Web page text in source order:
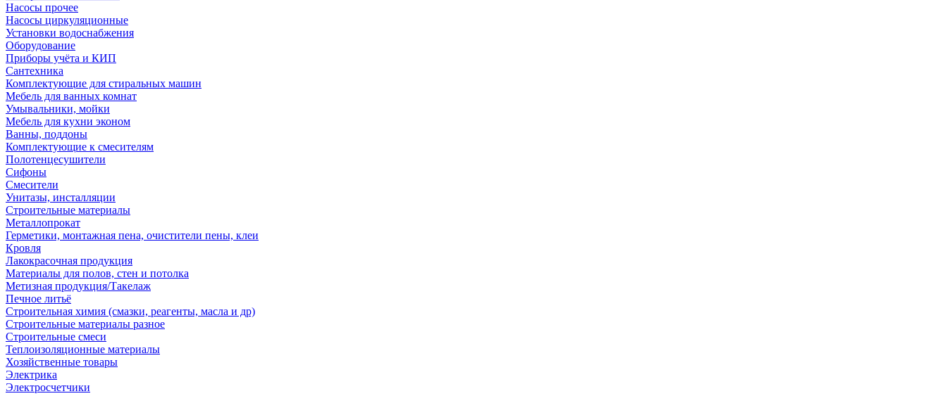
Насосы прочее
Насосы циркуляционные
Установки водоснабжения
Оборудование
Приборы учёта и КИП
Сантехника
Комплектующие для стиральных машин
Мебель для ванных комнат
Умывальники, мойки
Мебель для кухни эконом
Ванны, поддоны
Комплектующие к смесителям
Полотенцесушители
Сифоны
Смесители
Унитазы, инсталляции
Строительные материалы
Металлопрокат
Герметики, монтажная пена, очистители пены, клеи
Кровля
Лакокрасочная продукция
Материалы для полов, стен и потолка
Метизная продукция/Такелаж
Печное литьё
Строительная химия (смазки, реагенты, масла и др)
Строительные материалы разное
Строительные смеси
Теплоизоляционные материалы
Хозяйственные товары
Электрика
Электросчетчики